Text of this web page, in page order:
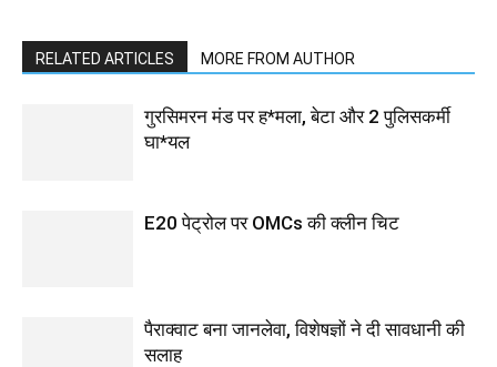
RELATED ARTICLES MORE FROM AUTHOR
गुरसिमरन मंड पर ह*मला, बेटा और 2 पुलिसकर्मी
घा*यल
E20 पेट्रोल पर OMCs की क्लीन चिट
पैराक्वाट बना जानलेवा, विशेषज्ञों ने दी सावधानी की
सलाह